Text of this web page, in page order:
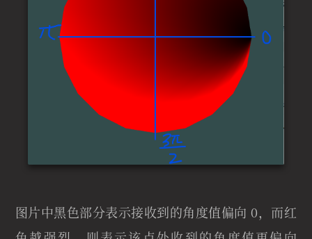
图片中黑色部分表示接收到的角度值偏向 0，而红